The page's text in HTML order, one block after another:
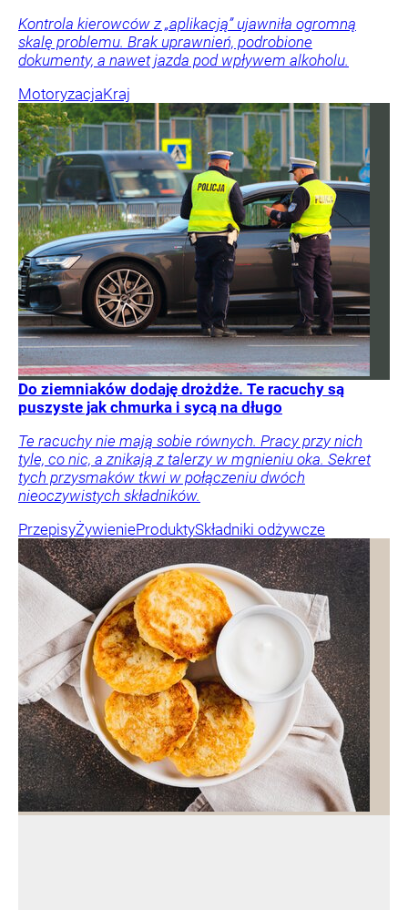
Kontrola kierowców z „aplikacją” ujawniła ogromną
skalę problemu. Brak uprawnień, podrobione
dokumenty, a nawet jazda pod wpływem alkoholu.
MotoryzacjaKraj
Do ziemniaków dodaję drożdże. Te racuchy są
puszyste jak chmurka i sycą na długo
Te racuchy nie mają sobie równych. Pracy przy nich
tyle, co nic, a znikają z talerzy w mgnieniu oka. Sekret
tych przysmaków tkwi w połączeniu dwóch
nieoczywistych składników.
PrzepisyŻywienieProduktySkładniki odżywcze